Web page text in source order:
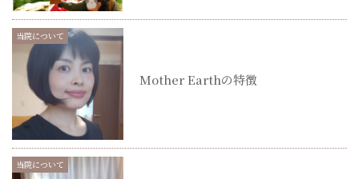
当院について
Mother Earthの特徴
当院について